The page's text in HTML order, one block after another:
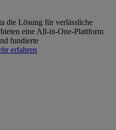
die Lösung für verlässliche
eine All-in-One-Plattform
fundierte
erfahren